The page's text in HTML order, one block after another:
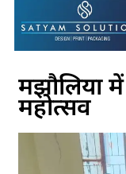
मझौलिया
महोत्सव